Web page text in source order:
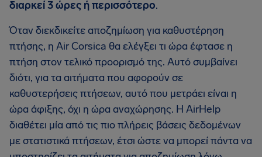
διαρκεί 3 ώρες ή περισσότερο.
Όταν διεκδικείτε αποζημίωση για καθυστέρηση
πτήσης, η Air Corsica θα ελέγξει τι ώρα έφτασε η
πτήση στον τελικό προορισμό της. Αυτό συμβαίνει
διότι, για τα αιτήματα που αφορούν σε
καθυστερήσεις πτήσεων, αυτό που μετράει είναι η
ώρα άφιξης, όχι η ώρα αναχώρησης. Η AirHelp
διαθέτει μία από τις πιο πλήρεις βάσεις δεδομένων
με στατιστικά πτήσεων, έτσι ώστε να μπορεί πάντα να